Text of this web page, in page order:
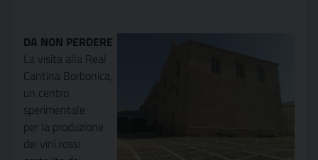
DA NON PERDERE
La visita alla Real
Cantina Borbonica,
un centro
sperimentale
per la produzione
dei vini rossi